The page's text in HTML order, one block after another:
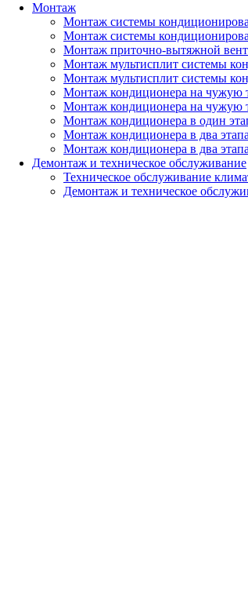
Монтаж
Монтаж системы
Монтаж системы
Монтаж приточно-вытяжной
Монтаж мультисплит системы
Монтаж мультисплит системы
Монтаж кондиционера на чужую
Монтаж кондиционера на чужую
Монтаж кондиционера в один
Монтаж кондиционера в два
Монтаж кондиционера в два этапа
Демонтаж и техническое обслуживание
Техническое обслуживание
Демонтаж и техническое